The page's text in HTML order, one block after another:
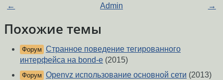
← Admin →
Похожие темы
Форум Странное поведение тегированного
интерфейса на bond-е (2015)
Форум Openvz использование основной сети (2013)